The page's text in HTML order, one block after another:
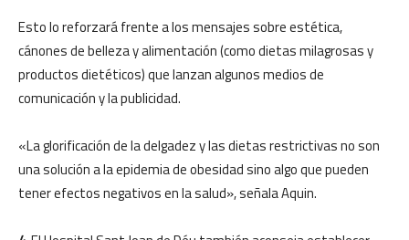
Esto lo reforzará frente a los mensajes sobre estética,
cánones de belleza y alimentación (como dietas milagrosas y
productos dietéticos) que lanzan algunos medios de
comunicación y la publicidad.
«La glorificación de la delgadez y las dietas restrictivas no son
una solución a la epidemia de obesidad sino algo que pueden
tener efectos negativos en la salud», señala Aquin.